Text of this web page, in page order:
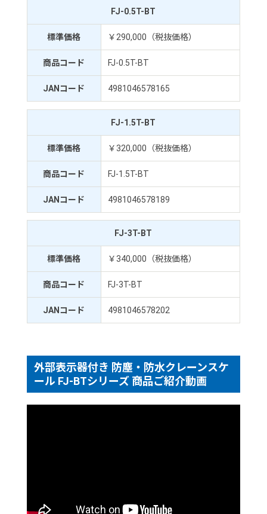
FJ-0.5T-BT
標準価格 ￥290,000（税抜価格）
商品コード FJ-0.5T-BT
JANコード 4981046578165
FJ-1.5T-BT
標準価格 ￥320,000（税抜価格）
商品コード FJ-1.5T-BT
JANコード 4981046578189
FJ-3T-BT
標準価格 ￥340,000（税抜価格）
商品コード FJ-3T-BT
JANコード 4981046578202
外部表示器付き 防塵・防水クレーンスケ
ール FJ-BTシリーズ 商品ご紹介動画